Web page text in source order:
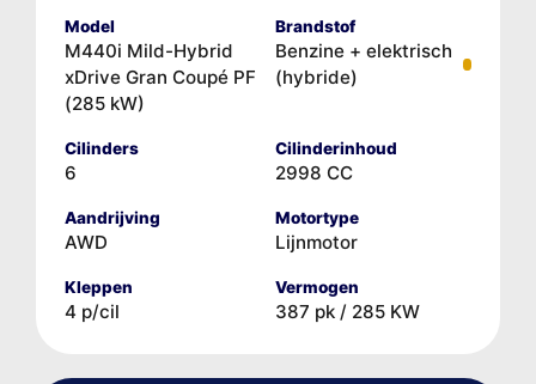
Model
M440i Mild-Hybrid
xDrive Gran Coupé PF
(285 kW)
Brandstof
Benzine + elektrisch
(hybride)
Cilinders
6
Cilinderinhoud
2998 CC
Aandrijving
AWD
Motortype
Lijnmotor
Kleppen
4 p/cil
Vermogen
387 pk / 285 KW